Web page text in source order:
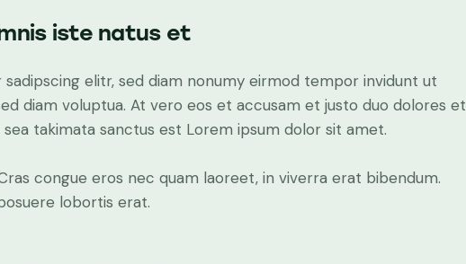
iste natus et
elitr, sed diam nonumy eirmod tempor invidunt ut
diam voluptua. At vero eos et accusam et justo duo dolores et
takimata sanctus est Lorem ipsum dolor sit amet.
congue eros nec quam laoreet, in viverra erat bibendum.
lobortis erat.